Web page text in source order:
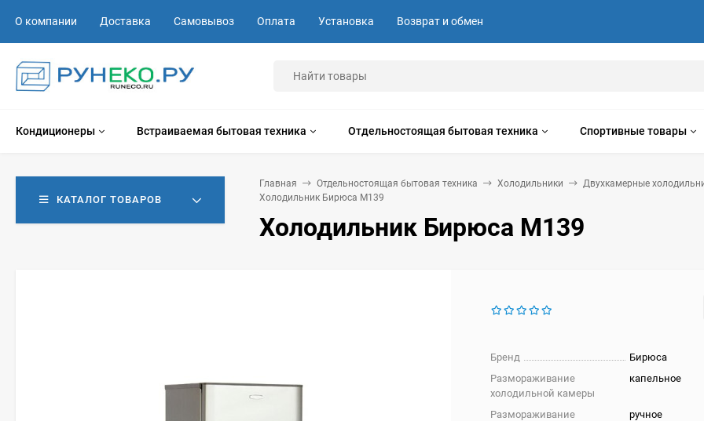
О компании Доставка Самовывоз Оплата Установка Возврат и обмен
Кондиционеры Встраиваемая бытовая техника Отдельностоящая бытовая техника Спортивные товары
КАТАЛОГ ТОВАРОВ
Главная Отдельностоящая бытовая техника Холодильники
Двухкамерные
Холодильник Бирюса M139
Холодильник Бирюса M139
Бренд
Бирюса
Размораживание
холодильной камеры
капельное
Размораживание
ручное